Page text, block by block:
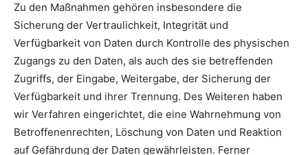
Zu den Maßnahmen gehören insbesondere die
Sicherung der Vertraulichkeit, Integrität und
Verfügbarkeit von Daten durch Kontrolle des physischen
Zugangs zu den Daten, als auch des sie betreffenden
Zugriffs, der Eingabe, Weitergabe, der Sicherung der
Verfügbarkeit und ihrer Trennung. Des Weiteren haben
wir Verfahren eingerichtet, die eine Wahrnehmung von
Betroffenenrechten, Löschung von Daten und Reaktion
auf Gefährdung der Daten gewährleisten. Ferner